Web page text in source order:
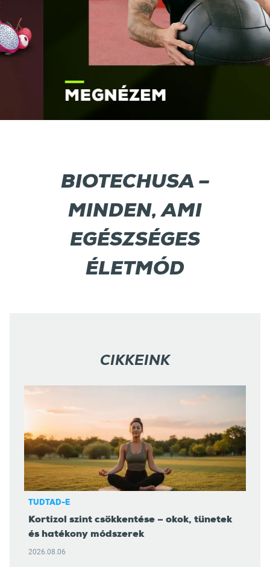
BIOTECHUSA –
MINDEN, AMI
EGÉSZSÉGES
ÉLETMÓD
CIKKEINK
TUDTAD-E
Kortizol szint csökkentése – okok, tünetek
és hatékony módszerek
2026.08.06